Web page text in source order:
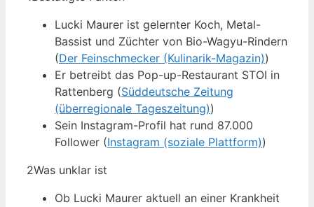
Lucki Maurer ist gelernter Koch, Metal-
Bassist und Züchter von Bio-Wagyu-Rindern
(Der Feinschmecker (Kulinarik-Magazin))
Er betreibt das Pop-up-Restaurant STOI in
Rattenberg (Süddeutsche Zeitung
(überregionale Tageszeitung))
Sein Instagram-Profil hat rund 87.000
Follower (Instagram (soziale Plattform))
2Was unklar ist
Ob Lucki Maurer aktuell an einer Krankheit